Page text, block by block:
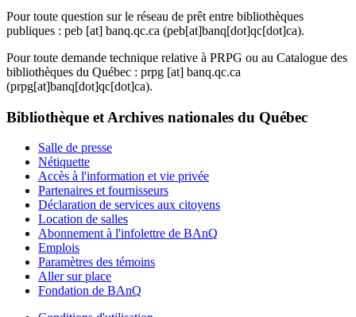
Pour toute question sur le réseau de prêt entre bibliothèques
publiques : peb [at] banq.qc.ca (peb[at]banq[dot]qc[dot]ca).
Pour toute demande technique relative à PRPG ou au Catalogue des
bibliothèques du Québec : prpg [at] banq.qc.ca
(prpg[at]banq[dot]qc[dot]ca).
Bibliothèque et Archives nationales du Québec
Salle de presse
Nétiquette
Accès à l'information et vie privée
Partenaires et fournisseurs
Déclaration de services aux citoyens
Location de salles
Abonnement à l'infolettre de BAnQ
Emplois
Paramètres des témoins
Aller sur place
Fondation de BAnQ